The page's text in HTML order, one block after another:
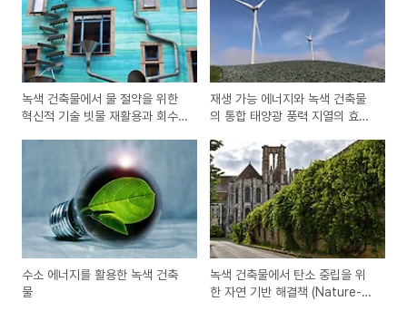
녹색 건축물에서 물 절약을 위한
혁신적 기술 빗물 재활용과 회수
재생 가능 에너지와 녹색 건축물
의 통합 태양광 풍력 지열의 효율
수소 에너지를 활용한 녹색 건축
물
녹색 건축물에서 탄소 중립을 위
한 자연 기반 해결책 (Nature-